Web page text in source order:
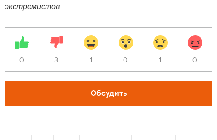
экстремистов
0 3 1 0 1 0
Обсудить